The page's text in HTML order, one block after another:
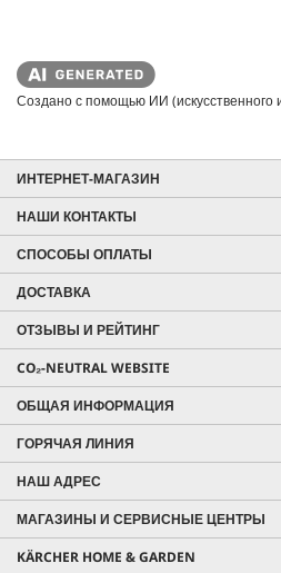
Создано с помощью ИИ (искусственного
ИНТЕРНЕТ-МАГАЗИН
НАШИ КОНТАКТЫ
СПОСОБЫ ОПЛАТЫ
ДОСТАВКА
ОТЗЫВЫ И РЕЙТИНГ
CO₂-NEUTRAL WEBSITE
ОБЩАЯ ИНФОРМАЦИЯ
ГОРЯЧАЯ ЛИНИЯ
НАШ АДРЕС
МАГАЗИНЫ И СЕРВИСНЫЕ ЦЕНТРЫ
KÄRCHER HOME & GARDEN